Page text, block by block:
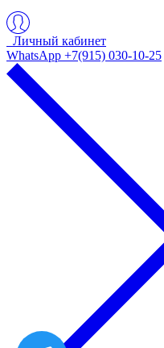
Личный кабинет
WhatsApp +7(915) 030-10-25